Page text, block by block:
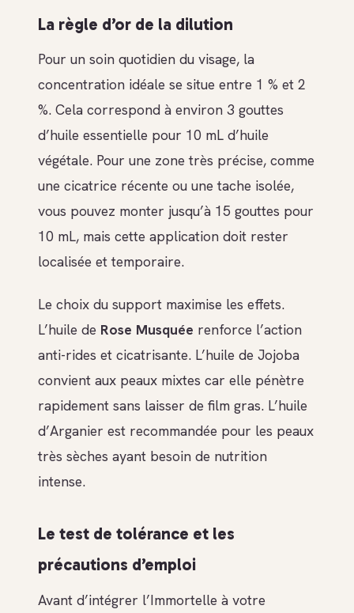
La règle d’or de la dilution
Pour un soin quotidien du visage, la
concentration idéale se situe entre 1 % et 2
%. Cela correspond à environ 3 gouttes
d’huile essentielle pour 10 mL d’huile
végétale. Pour une zone très précise, comme
une cicatrice récente ou une tache isolée,
vous pouvez monter jusqu’à 15 gouttes pour
10 mL, mais cette application doit rester
localisée et temporaire.
Le choix du support maximise les effets.
L’huile de Rose Musquée renforce l’action
anti-rides et cicatrisante. L’huile de Jojoba
convient aux peaux mixtes car elle pénètre
rapidement sans laisser de film gras. L’huile
d’Arganier est recommandée pour les peaux
très sèches ayant besoin de nutrition
intense.
Le test de tolérance et les
précautions d’emploi
Avant d’intégrer l’Immortelle à votre